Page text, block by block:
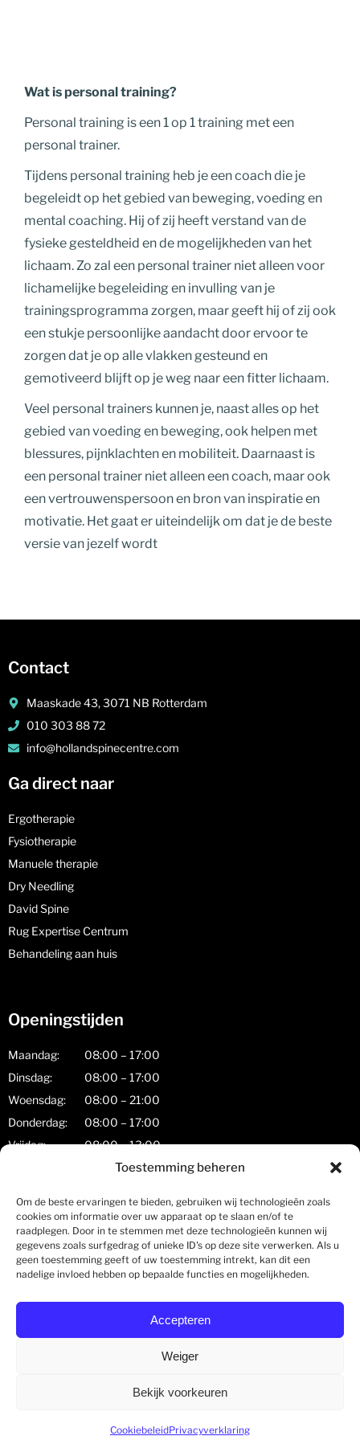
Toestemming beheren
Om de beste ervaringen te bieden, gebruiken wij technologieën zoals
cookies om informatie over uw apparaat op te slaan en/of te
raadplegen. Door in te stemmen met deze technologieën kunnen wij
gegevens zoals surfgedrag of unieke ID's op deze site verwerken. Als u
geen toestemming geeft of uw toestemming intrekt, kan dit een
nadelige invloed hebben op bepaalde functies en mogelijkheden.
Accepteren
Weiger
Bekijk voorkeuren
CookiebeleidPrivacyverklaring
Wat is personal training?
Personal training is een 1 op 1 training met een
personal trainer.
Tijdens personal training heb je een coach die je
begeleidt op het gebied van beweging, voeding en
mental coaching. Hij of zij heeft verstand van de
fysieke gesteldheid en de mogelijkheden van het
lichaam. Zo zal een personal trainer niet alleen voor
lichamelijke begeleiding en invulling van je
trainingsprogramma zorgen, maar geeft hij of zij ook
een stukje persoonlijke aandacht door ervoor te
zorgen dat je op alle vlakken gesteund en
gemotiveerd blijft op je weg naar een fitter lichaam.
Veel personal trainers kunnen je, naast alles op het
gebied van voeding en beweging, ook helpen met
blessures, pijnklachten en mobiliteit. Daarnaast is
een personal trainer niet alleen een coach, maar ook
een vertrouwenspersoon en bron van inspiratie en
motivatie. Het gaat er uiteindelijk om dat je de beste
versie van jezelf wordt
Contact
Maaskade 43, 3071 NB Rotterdam
010 303 88 72
info@hollandspinecentre.com
Ga direct naar
Ergotherapie
Fysiotherapie
Manuele therapie
Dry Needling
David Spine
Rug Expertise Centrum
Behandeling aan huis
Openingstijden
Maandag:
08:00 – 17:00
Dinsdag:
08:00 – 17:00
Woensdag:
08:00 – 21:00
Donderdag:
08:00 – 17:00
Vrijdag:
08:00 – 13:00
08:00 – 17:00
Zorgkaart Nederland
Holland Spine Centre
Rotterdam - Fysiotherapieis gewaardeerd op
Bekijk alle waarderingen